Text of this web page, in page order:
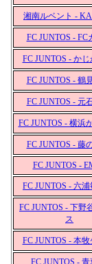
湘南ルベント -
FC JUNTOS - FC
FC JUNTOS - かじ
FC JUNTOS - 鶴
FC JUNTOS - 元
FC JUNTOS - 横浜
FC JUNTOS - 藤
FC JUNTOS -
FC JUNTOS - 六浦
FC JUNTOS - 下野
ス
FC JUNTOS - 本牧
FC JUNTOS - 青